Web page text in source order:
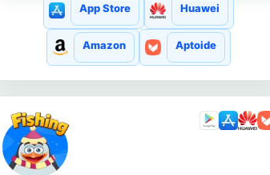
App Store Huawei
Amazon Aptoide